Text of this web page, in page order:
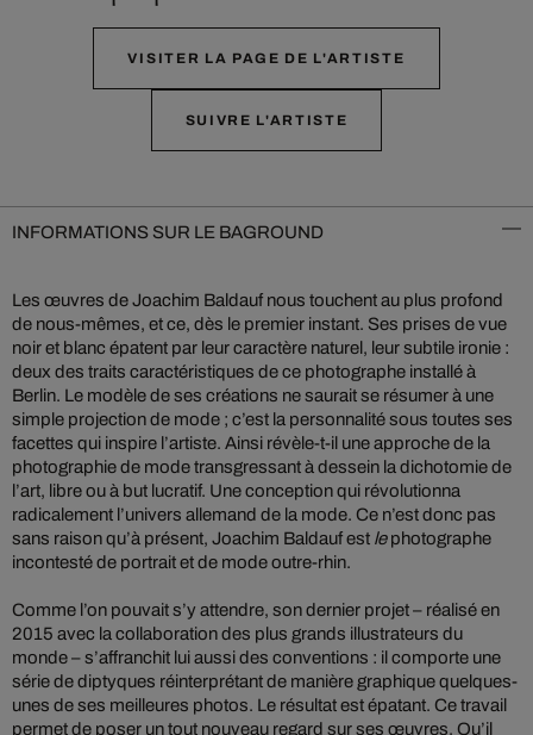
VISITER LA PAGE DE L'ARTISTE
SUIVRE L'ARTISTE
INFORMATIONS SUR LE BAGROUND
Les œuvres de Joachim Baldauf nous touchent au plus profond
de nous-mêmes, et ce, dès le premier instant. Ses prises de vue
noir et blanc épatent par leur caractère naturel, leur subtile ironie :
deux des traits caractéristiques de ce photographe installé à
Berlin. Le modèle de ses créations ne saurait se résumer à une
simple projection de mode ; c’est la personnalité sous toutes ses
facettes qui inspire l’artiste. Ainsi révèle-t-il une approche de la
photographie de mode transgressant à dessein la dichotomie de
l’art, libre ou à but lucratif. Une conception qui révolutionna
radicalement l’univers allemand de la mode. Ce n’est donc pas
sans raison qu’à présent, Joachim Baldauf est lephotographe
incontesté de portrait et de mode outre-rhin.
Comme l’on pouvait s’y attendre, son dernier projet – réalisé en
2015 avec la collaboration des plus grands illustrateurs du
monde – s’affranchit lui aussi des conventions : il comporte une
série de diptyques réinterprétant de manière graphique quelques-
unes de ses meilleures photos. Le résultat est épatant. Ce travail
permet de poser un tout nouveau regard sur ses œuvres. Qu’il